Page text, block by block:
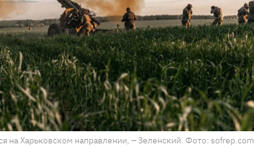
на Харьковском направлении, – Зеленский. Фото: sofrep.com